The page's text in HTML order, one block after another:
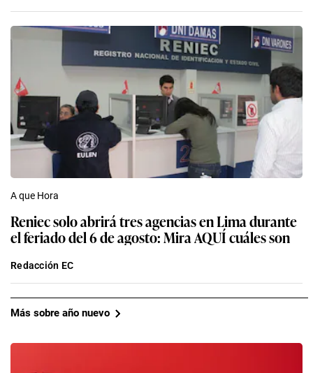
A que Hora
Reniec solo abrirá tres agencias en Lima durante
el feriado del 6 de agosto: Mira AQUÍ cuáles son
Redacción EC
Más sobre año nuevo